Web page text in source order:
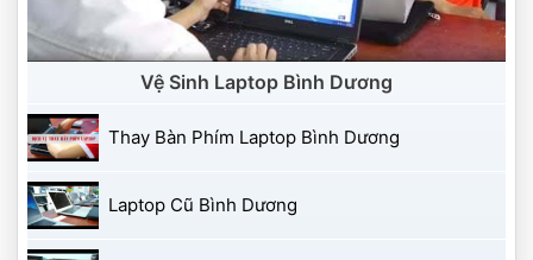
Vệ Sinh Laptop Bình Dương
Thay Bàn Phím Laptop Bình Dương
Laptop Cũ Bình Dương